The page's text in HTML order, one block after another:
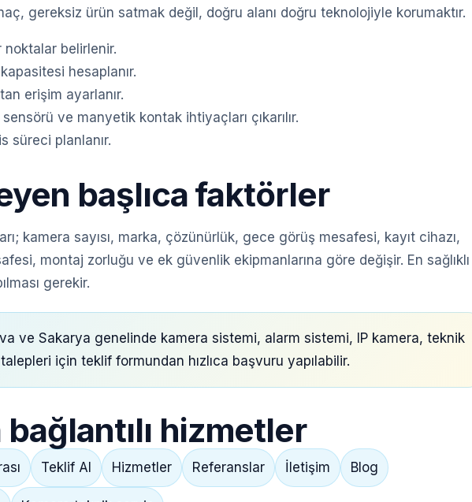
gereksiz ürün satmak değil, doğru alanı doğru teknolojiyle korumaktır.
noktalar belirlenir.
hesaplanır.
erişim ayarlanır.
ve manyetik kontak ihtiyaçları çıkarılır.
süreci planlanır.
başlıca faktörler
kamera sayısı, marka, çözünürlük, gece görüş mesafesi, kayıt cihazı,
montaj zorluğu ve ek güvenlik ekipmanlarına göre değişir. En sağlıklı
gerekir.
ve Sakarya genelinde kamera sistemi, alarm sistemi, IP kamera, teknik
için teklif formundan hızlıca başvuru yapılabilir.
hizmetler
Teklif Al Hizmetler Referanslar İletişim Blog